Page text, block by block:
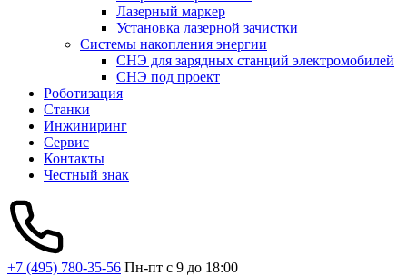
Лазерный маркер
Установка лазерной зачистки
Системы накопления энергии
СНЭ для зарядных станций электромобилей
СНЭ под проект
Роботизация
Станки
Инжиниринг
Сервис
Контакты
Честный знак
+7 (495) 780-35-56 Пн-пт с 9 до 18:00